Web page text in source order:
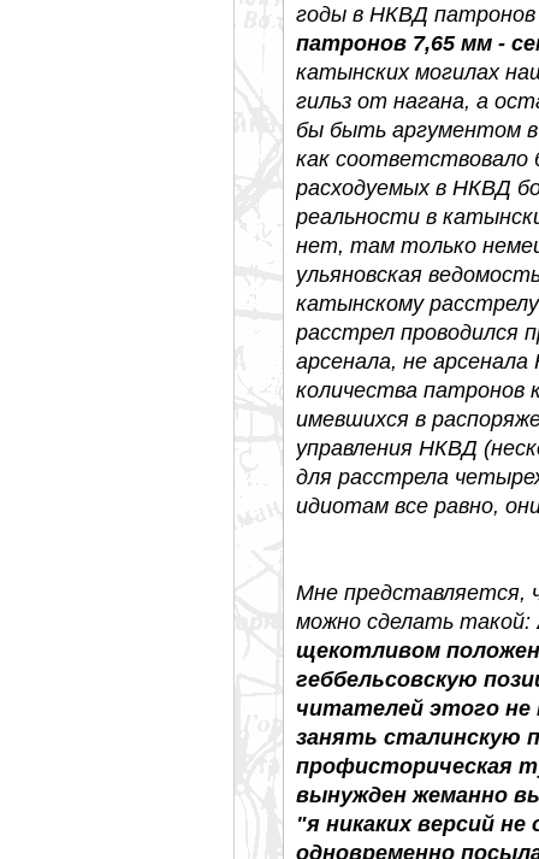
годы в НКВД
патронов 7,65 мм -
катынских могилах
гильз от нагана, а
бы быть аргументом в
как соответствовало
расходуемых в НКВД
реальности в
нет, там только
ульяновская
катынскому
расстрел проводился
арсенала, не
количества патронов
имевшихся в
управления НКВД
для расстрела
идиотам все равно,
Мне представляется,
можно сделать такой:
щекотливом
геббельсовскую
читателей этого
занять сталинскую
профисторическая
вынужден жеманно
"я никаких версий
одновременно